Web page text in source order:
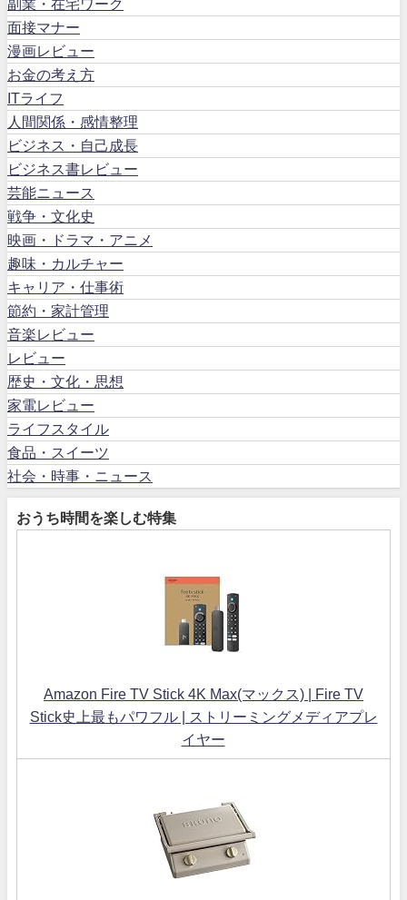
副業・在宅ワーク
面接マナー
漫画レビュー
お金の考え方
ITライフ
人間関係・感情整理
ビジネス・自己成長
ビジネス書レビュー
芸能ニュース
戦争・文化史
映画・ドラマ・アニメ
趣味・カルチャー
キャリア・仕事術
節約・家計管理
音楽レビュー
レビュー
歴史・文化・思想
家電レビュー
ライフスタイル
食品・スイーツ
社会・時事・ニュース
おうち時間を楽しむ特集
Amazon Fire TV Stick 4K Max(マックス) | Fire TV
Stick史上最もパワフル | ストリーミングメディアプレ
イヤー